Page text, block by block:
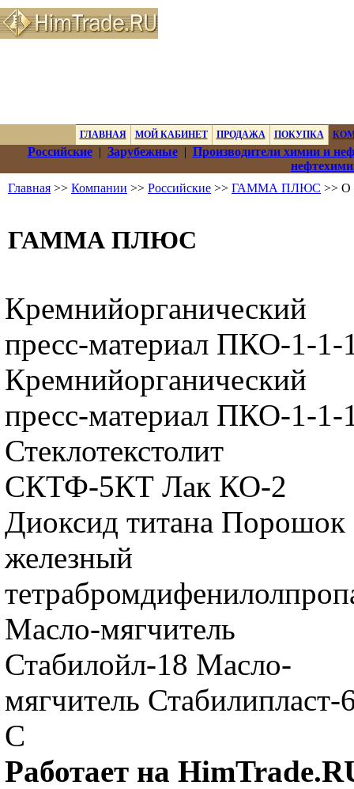
ГЛАВНАЯ МОЙ КАБИНЕТ ПРОДАЖА ПОКУПКА
Российские| Зарубежные| Производители химии и
Главная >> Компании >> Российские >> ГАММА ПЛЮС >> О
ГАММА ПЛЮС
Кремнийорганический
пресс-материал ПКО-1-1-
Кремнийорганический
пресс-материал ПКО-1-1-
Стеклотекстолит
СКТФ-5КТ Лак КО-2
Диоксид титана Порошок
железный
Масло-мягчитель
Стабилойл-18 Масло-
мягчитель Стабилипласт-
С
Работает на